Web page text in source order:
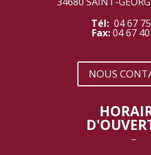
Tél: 04 67
Fax:04 67
NOUS
‾